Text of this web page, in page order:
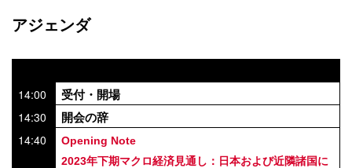
アジェンダ
14:00 受付・開場
14:30 開会の辞
14:40
Opening Note
2023年下期マクロ経済見通し：日本および近隣諸国に